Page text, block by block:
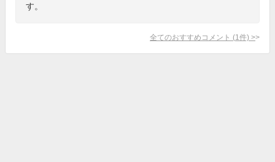
す。
全てのおすすめコメント (1 件) >